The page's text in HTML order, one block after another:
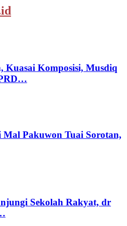
Kuasai Komposisi, Musdiq
Mal Pakuwon Tuai Sorotan,
Sekolah Rakyat, dr